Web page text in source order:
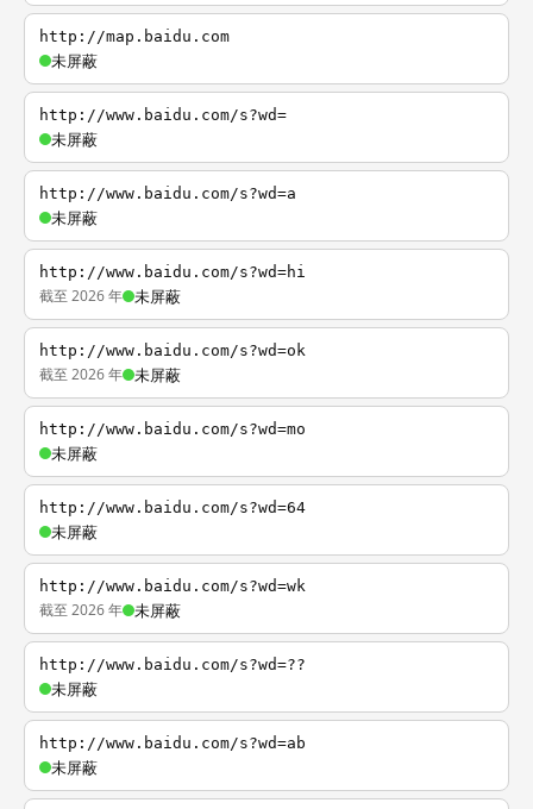
http://map.baidu.com
未屏蔽
http://www.baidu.com/s?wd=
未屏蔽
http://www.baidu.com/s?wd=a
未屏蔽
http://www.baidu.com/s?wd=hi
截至 2026 年 未屏蔽
http://www.baidu.com/s?wd=ok
截至 2026 年 未屏蔽
http://www.baidu.com/s?wd=mo
未屏蔽
http://www.baidu.com/s?wd=64
未屏蔽
http://www.baidu.com/s?wd=wk
截至 2026 年 未屏蔽
http://www.baidu.com/s?wd=??
未屏蔽
http://www.baidu.com/s?wd=ab
未屏蔽